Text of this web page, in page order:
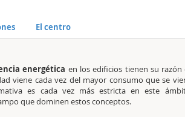
El centro
energética en los edificios tienen su
viene cada vez del mayor consumo que se
es cada vez más estricta en este
que dominen estos conceptos.